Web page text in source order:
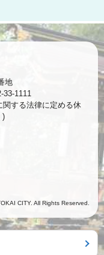
地
1111
関する法律に定める休
)
CITY. All Rights Reserved.